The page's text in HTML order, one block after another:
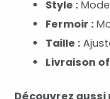
Style :
Fermoir :
Taille :
Livraison